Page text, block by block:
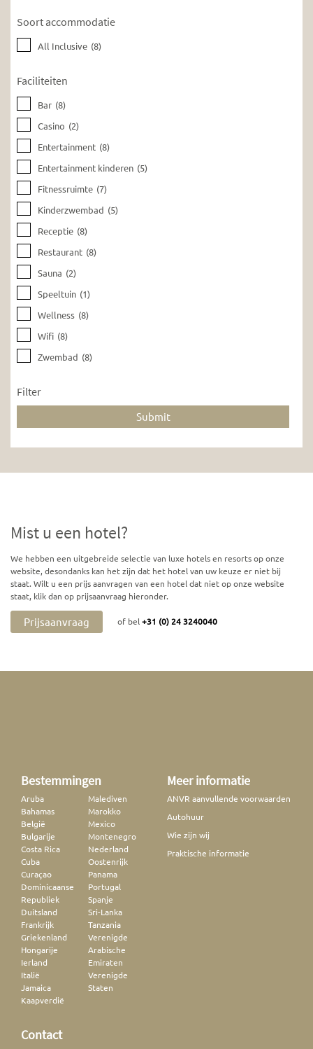
Soort accommodatie
All Inclusive (8)
Faciliteiten
Bar (8)
Casino (2)
Entertainment (8)
Entertainment kinderen (5)
Fitnessruimte (7)
Kinderzwembad (5)
Receptie (8)
Restaurant (8)
Sauna (2)
Speeltuin (1)
Wellness (8)
Wifi (8)
Zwembad (8)
Filter
Mist u een hotel?
We hebben een uitgebreide selectie van luxe hotels en resorts op onze
website, desondanks kan het zijn dat het hotel van uw keuze er niet bij
staat. Wilt u een prijs aanvragen van een hotel dat niet op onze website
staat, klik dan op prijsaanvraag hieronder.
Prijsaanvraag of bel+31 (0) 24 3240040
Bestemmingen
Aruba
Bahamas
België
Bulgarije
Costa Rica
Cuba
Curaçao
Dominicaanse
Republiek
Duitsland
Frankrijk
Griekenland
Hongarije
Ierland
Italië
Jamaica
Kaapverdië
Malediven
Marokko
Mexico
Montenegro
Nederland
Oostenrijk
Panama
Portugal
Spanje
Sri-Lanka
Tanzania
Verenigde
Arabische
Emiraten
Verenigde
Staten
Meer informatie
ANVR aanvullende voorwaarden
Autohuur
Wie zijn wij
Praktische informatie
Contact